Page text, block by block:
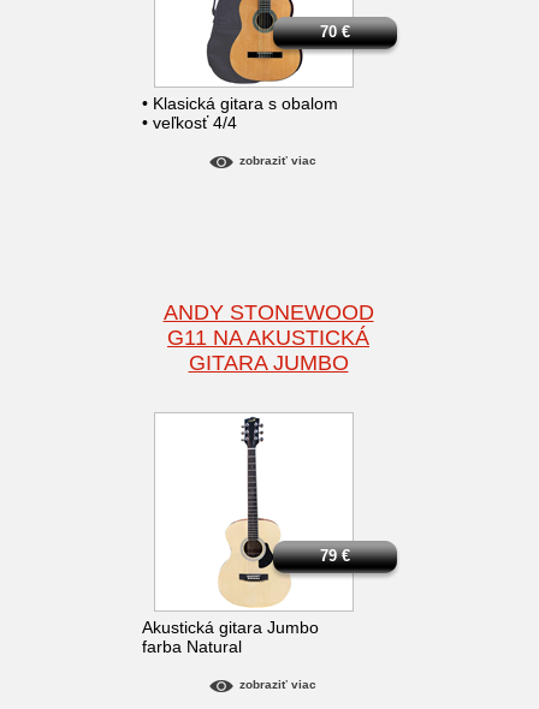
• Klasická gitara s obalom
• veľkosť 4/4
70€
zobraziť viac
ANDY STONEWOOD
G11 NA AKUSTICKÁ
GITARA JUMBO
Akustická gitara Jumbo
farba Natural
79€
zobraziť viac